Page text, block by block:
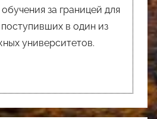
за границей для
в один из
университетов.